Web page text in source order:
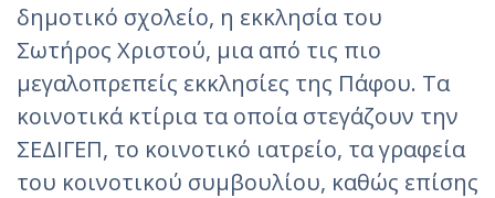
δημοτικό σχολείο, η εκκλησία του
Σωτήρος Χριστού, μια από τις πιο
μεγαλοπρεπείς εκκλησίες της Πάφου. Τα
κοινοτικά κτίρια τα οποία στεγάζουν την
ΣΕΔΙΓΕΠ, το κοινοτικό ιατρείο, τα γραφεία
του κοινοτικού συμβουλίου, καθώς επίσης